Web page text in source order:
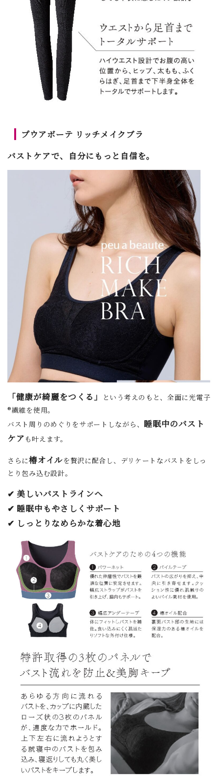
プウアボーテ リッチメイクブラ
バストケアで、自分にもっと自信を。
「健康が綺麗をつくる」
という考えのもと、全面に光電子
®繊維を使用。
バスト周りのめぐりをサポートしながら、 睡眠中のバスト
ケア も叶えます。
さらに椿オイルを贅沢に配合し、デリケートなバストをしっ
とり包み込む設計。
✔ 美しいバストラインへ
✔ 睡眠中もやさしくサポート
✔ しっとりなめらかな着心地